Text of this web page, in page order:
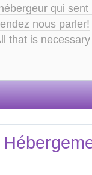
qui
nous parler!
that is